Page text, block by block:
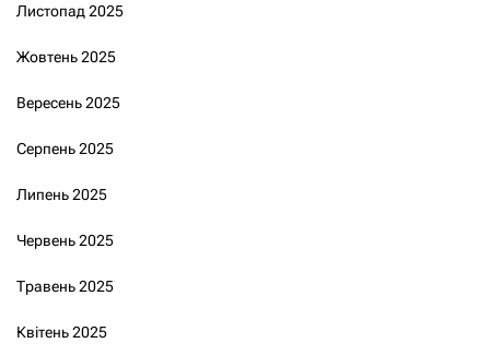
Листопад 2025
Жовтень 2025
Вересень 2025
Серпень 2025
Липень 2025
Червень 2025
Травень 2025
Квітень 2025